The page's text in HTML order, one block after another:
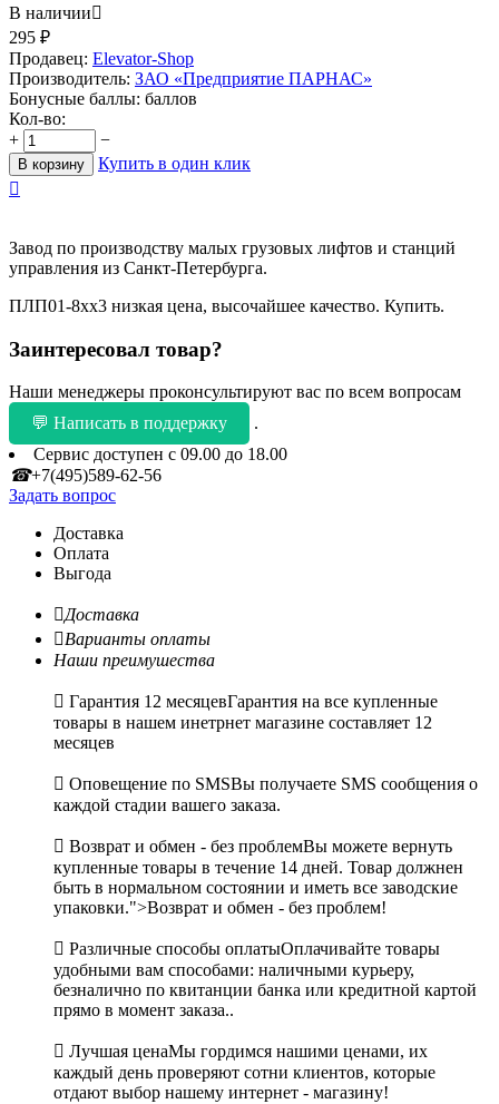
В наличии
295 ₽
Продавец: Elevator-Shop
Производитель: ЗАО «Предприятие ПАРНАС»
Бонусные баллы: баллов
Кол-во:
+
−
В корзину
Купить в один клик

Завод по производству малых грузовых лифтов и станций
управления из Санкт-Петербурга.
ПЛП01-8хх3 низкая цена, высочайшее качество. Купить.
Заинтересовал товар?
Наши менеджеры проконсультируют вас по всем вопросам
💬 Написать в поддержку
.
Сервис доступен с 09.00 до 18.00
☎+7(495)589-62-56
Задать вопрос
Доставка
Оплата
Выгода
Доставка
Варианты оплаты
Наши преимушества
 Гарантия 12 месяцевГарантия на все купленные
товары в нашем инетрнет магазине составляет 12
месяцев
 Оповещение по SMSВы получаете SMS сообщения о
каждой стадии вашего заказа.
 Возврат и обмен - без проблемВы можете вернуть
купленные товары в течение 14 дней. Товар должнен
быть в нормальном состоянии и иметь все заводские
упаковки.">Возврат и обмен - без проблем!
 Различные способы оплатыОплачивайте товары
удобными вам способами: наличными курьеру,
безналично по квитанции банка или кредитной картой
прямо в момент заказа..
 Лучшая ценаМы гордимся нашими ценами, их
каждый день проверяют сотни клиентов, которые
отдают выбор нашему интернет - магазину!